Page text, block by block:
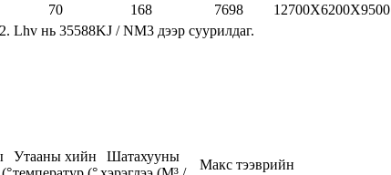
70
168 7698
12700X6200X9500
Lhv нь 35588KJ / NM3 дээр суурилдаг.
Утааны хийн
Шатахууны
Макс тээврийн